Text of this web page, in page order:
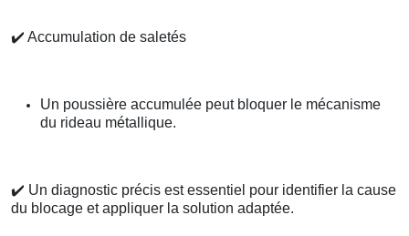
✔️ Accumulation de saletés
Un poussière accumulée peut bloquer le mécanisme
du rideau métallique.
✔️ Un diagnostic précis est essentiel pour identifier la cause
du blocage et appliquer la solution adaptée.